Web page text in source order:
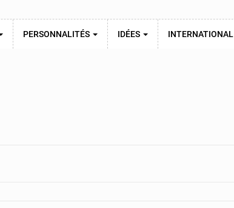
PERSONNALITÉS IDÉES INTERNATIONAL